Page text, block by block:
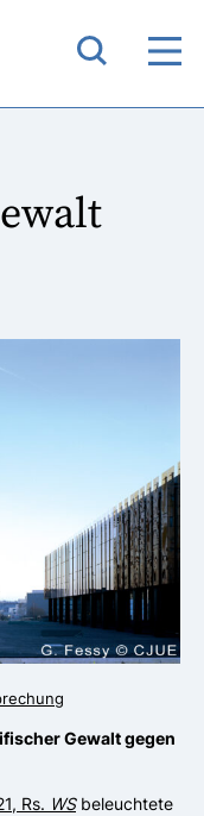
Gewalt gegen
Rs. WSbeleuchtete